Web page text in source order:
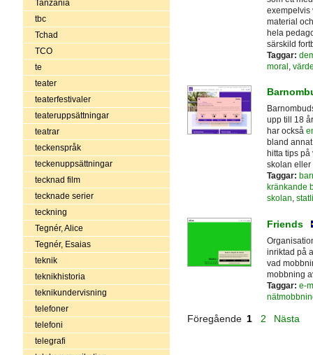
Tanzania
tbc
Tchad
TCO
te
teater
teaterfestivaler
teateruppsättningar
teatrar
teckenspråk
teckenuppsättningar
tecknad film
tecknade serier
teckning
Tegnér, Alice
Tegnér, Esaias
teknik
teknikhistoria
teknikundervisning
telefoner
telefoni
telegrafi
exempelvis
material
hela
särskild
Taggar:
moral,
upp till 18
har också
bland
hitta tips
skolan eller
Taggar:
kränkande
skolan,
Friends
inriktad på
vad
mobbning
Taggar: e-
Föregående 1 2 Nästa